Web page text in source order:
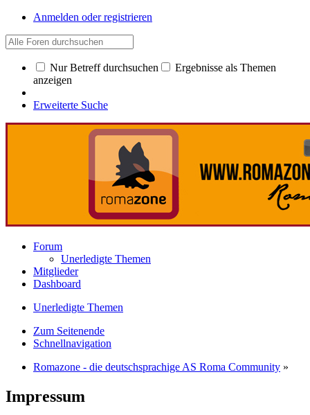
Anmelden oder registrieren
Nur Betreff durchsuchen
Ergebnisse als Themen
anzeigen
Erweiterte Suche
Forum
Unerledigte Themen
Mitglieder
Dashboard
Unerledigte Themen
Zum Seitenende
Schnellnavigation
Romazone - die deutschsprachige AS Roma Community »
Impressum